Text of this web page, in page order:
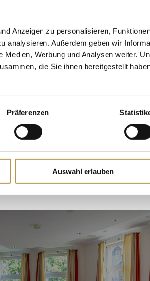
Anzeigen zu personalisieren,
analysieren. Außerdem geben wir
Medien, Werbung und Analysen weiter.
die Sie ihnen bereitgestellt
Präferenzen
Auswahl erlauben